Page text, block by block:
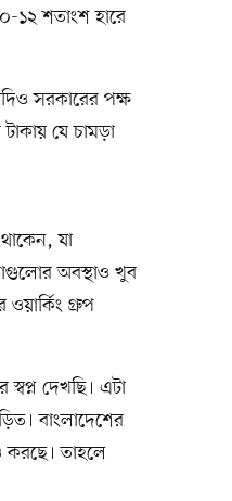
১২ শতাংশ হারে
সরকারের পক্ষ
যে চামড়া
যা
অবস্থাও খুব
ওয়ার্কিং গ্রুপ
দেখছি। এটা
বাংলাদেশের
করছে। তাহলে